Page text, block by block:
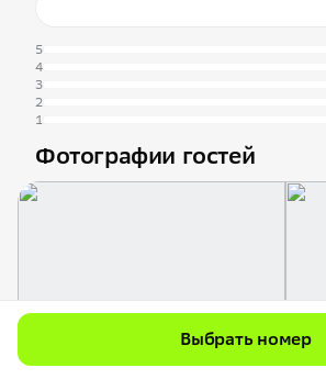
5
4
3
2
1
Фотографии гостей
Выбрать номер